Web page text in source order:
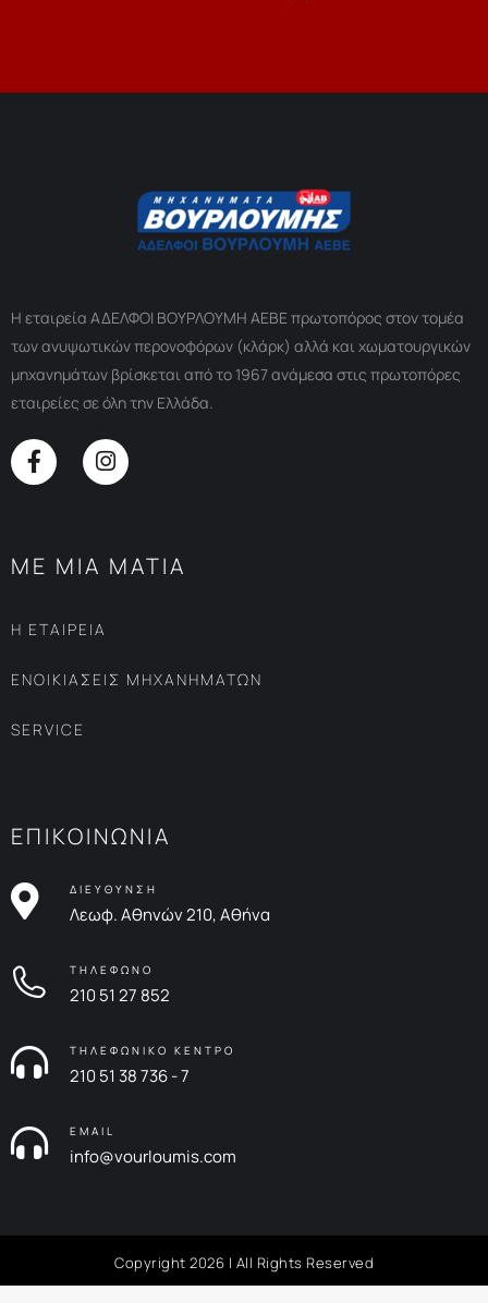
Η εταιρεία ΑΔΕΛΦΟΙ ΒΟΥΡΛΟΥΜΗ ΑΕΒΕ πρωτοπόρος στον τομέα
των ανυψωτικών περονοφόρων (κλάρκ) αλλά και χωματουργικών
μηχανημάτων βρίσκεται από το 1967 ανάμεσα στις πρωτοπόρες
εταιρείες σε όλη την Ελλάδα.
ΜΕ ΜΙΑ ΜΑΤΙΑ
Η ΕΤΑΙΡΕΙΑ
ΕΝΟΙΚΙΑΣΕΙΣ ΜΗΧΑΝΗΜΑΤΩΝ
SERVICE
ΕΠΙΚΟΙΝΩΝΙΑ
ΔΙΕΥΘΥΝΣΗ
Λεωφ. Αθηνών 210, Αθήνα
ΤΗΛΕΦΩΝΟ
210 51 27 852
ΤΗΛΕΦΩΝΙΚΟ ΚΕΝΤΡΟ
210 51 38 736 - 7
EMAIL
info@vourloumis.com
Copyright 2026 | All Rights Reserved